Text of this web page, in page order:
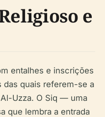
e
entalhes e inscrições
das quais referem-se a
Uzza. O Siq — uma
que lembra a entrada